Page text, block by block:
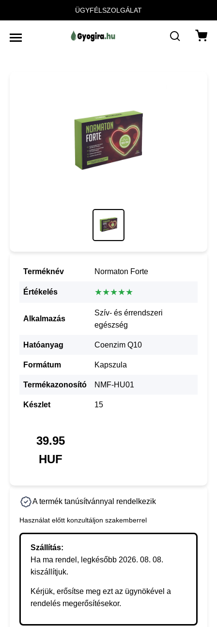
ÜGYFÉLSZOLGÁLAT
Terméknév Normaton Forte
Értékelés ★★★★★
Alkalmazás
Szív- és érrendszeri
egészség
Hatóanyag Coenzim Q10
Formátum Kapszula
Termékazonosító NMF-HU01
Készlet 15
39.95
HUF
A termék tanúsítvánnyal rendelkezik
Használat előtt konzultáljon szakemberrel
Szállítás:
Ha ma rendel, legkésőbb 2026. 08. 08.
kiszállítjuk.
Kérjük, erősítse meg ezt az ügynökével a
rendelés megerősítésekor.